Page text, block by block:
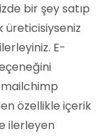
bir şey satıp
üreticisiyseniz
E-
özellikle içerik
ilerleyen